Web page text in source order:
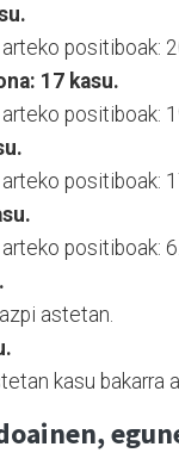
positiboak:
17 kasu.
positiboak:
positiboak:
positiboak: 6.
astetan.
kasu bakarra